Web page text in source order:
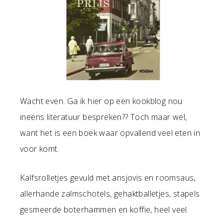
Wacht even. Ga ik hier op een kookblog nou
ineens literatuur bespreken?? Toch maar wel,
want het is een boek waar opvallend veel eten in
voor komt.
Kalfsrolletjes gevuld met ansjovis en roomsaus,
allerhande zalmschotels, gehaktballetjes, stapels
gesmeerde boterhammen en koffie, heel veel